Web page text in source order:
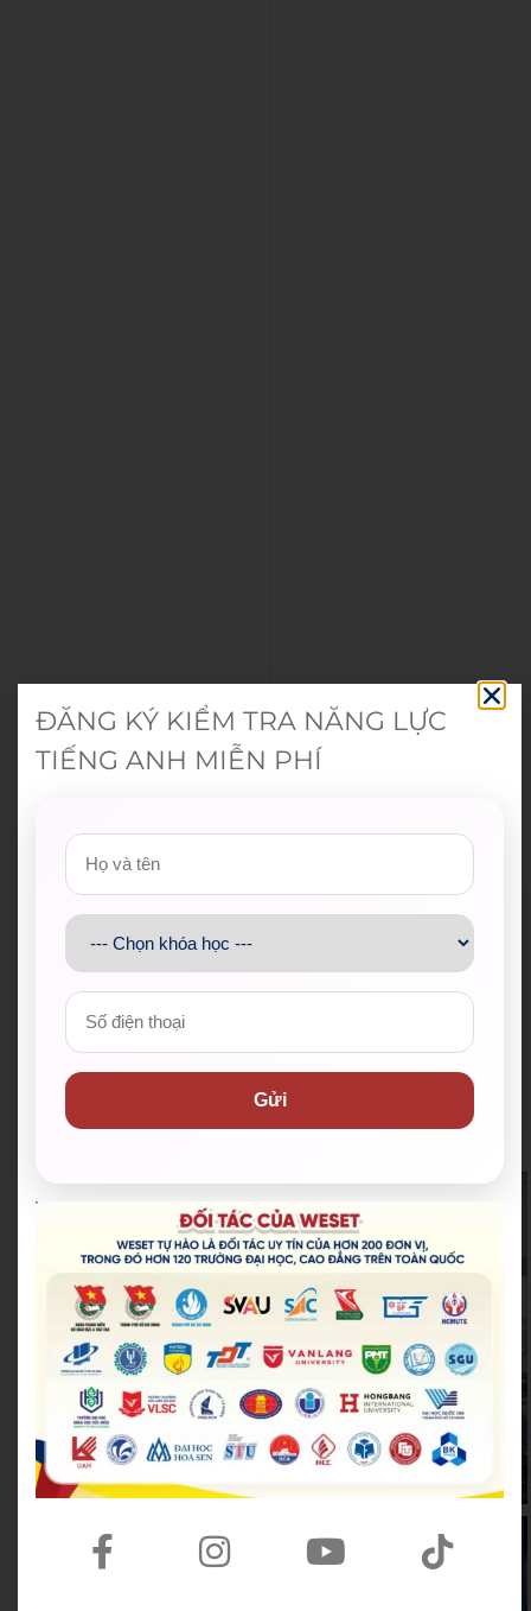
Đoàn Thanh niên Bộ Giáo d
ục và Đào tạo
Hội Sinh viên Việt Na
Trung tâm Hỗ trợ Học sinh,
sinh viên TP.HCM
Thành Đoàn TP.HCM
Thành Đoàn TP. Thủ Đức
Hội Liên hiệp Thanh
ĐĂNG KÝ KIỂM TRA NĂNG LỰC
TIẾNG ANH MIỄN PHÍ
Gửi